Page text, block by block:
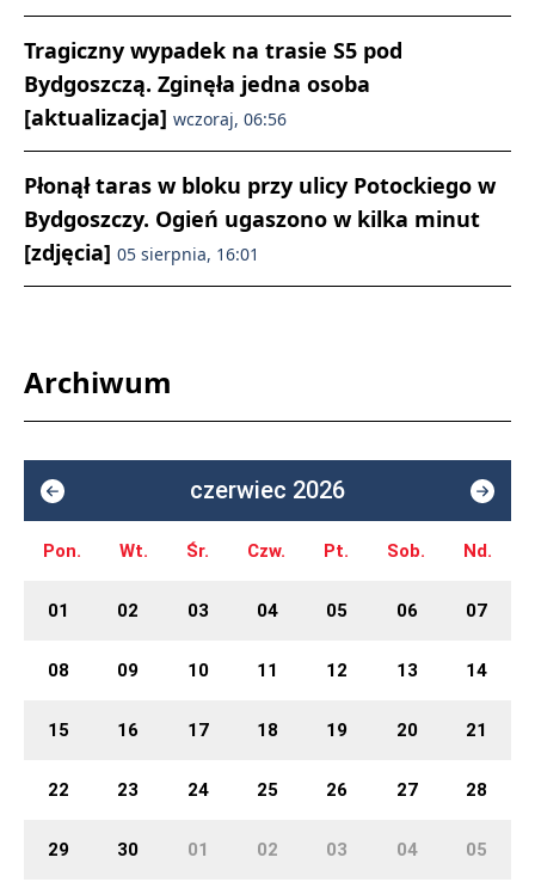
Tragiczny wypadek na trasie S5 pod
Bydgoszczą. Zginęła jedna osoba
[aktualizacja] wczoraj, 06:56
Płonął taras w bloku przy ulicy Potockiego w
Bydgoszczy. Ogień ugaszono w kilka minut
[zdjęcia] 05 sierpnia, 16:01
Archiwum
czerwiec 2026
Pon. Wt. Śr. Czw. Pt. Sob. Nd.
01 02 03 04 05 06 07
08 09 10 11 12 13 14
15 16 17 18 19 20 21
22 23 24 25 26 27 28
29 30 01 02 03 04 05